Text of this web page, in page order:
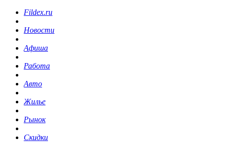
Fildex.ru
Новости
Афиша
Работа
Авто
Жилье
Рынок
Скидки